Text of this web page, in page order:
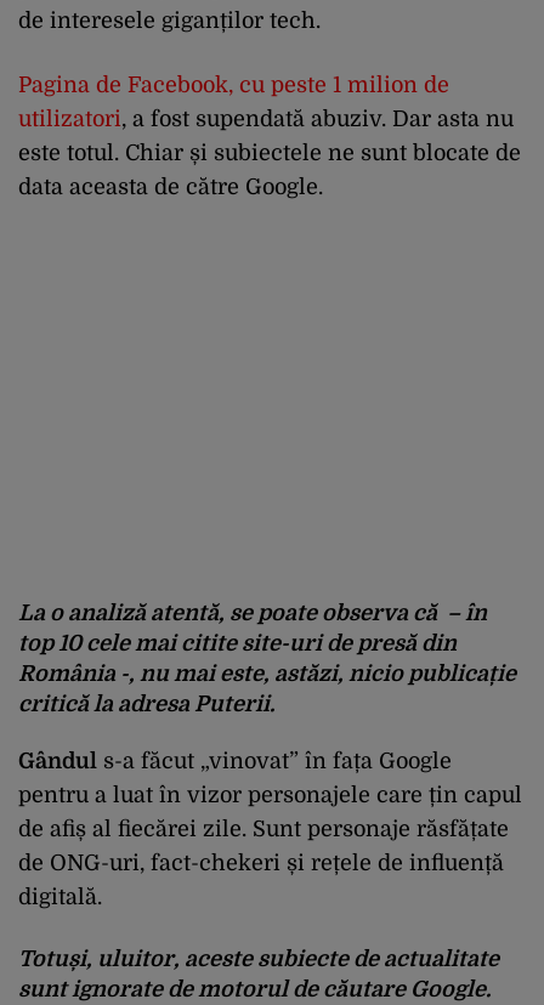
de interesele giganților tech.
Pagina de Facebook, cu peste 1 milion de
utilizatori, a fost supendată abuziv. Dar asta nu
este totul. Chiar și subiectele ne sunt blocate de
data aceasta de către Google.
La o analiză atentă, se poate observa că – în
top 10 cele mai citite site-uri de presă din
România -, nu mai este, astăzi, nicio publicație
critică la adresa Puterii.
Gândul s-a făcut „vinovat” în fața Google
pentru a luat în vizor personajele care țin capul
de afiș al fiecărei zile. Sunt personaje răsfățate
de ONG-uri, fact-chekeri și rețele de influență
digitală.
Totuși, uluitor, aceste subiecte de actualitate
sunt ignorate de motorul de căutare Google.